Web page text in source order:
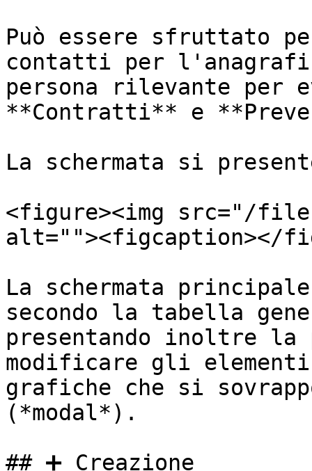
Può essere sfruttato
contatti per
persona rilevante
**Contratti** e
La schermata si
<figure><img src="/files/
alt=""><figcaption></
La schermata
secondo la tabella
presentando inoltre
modificare gli
grafiche che si
(*modal*).
## ➕ Creazione